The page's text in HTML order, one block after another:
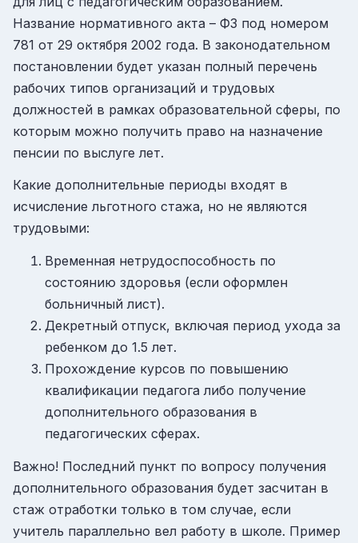
Название нормативного акта – ФЗ под номером
781 от 29 октября 2002 года. В законодательном
постановлении будет указан полный перечень
рабочих типов организаций и трудовых
должностей в рамках образовательной сферы, по
которым можно получить право на назначение
пенсии по выслуге лет.
Какие дополнительные периоды входят в
исчисление льготного стажа, но не являются
трудовыми:
Временная нетрудоспособность по
состоянию здоровья (если оформлен
больничный лист).
Декретный отпуск, включая период ухода за
ребенком до 1.5 лет.
Прохождение курсов по повышению
квалификации педагога либо получение
дополнительного образования в
педагогических сферах.
Важно! Последний пункт по вопросу получения
дополнительного образования будет засчитан в
стаж отработки только в том случае, если
учитель параллельно вел работу в школе. Пример